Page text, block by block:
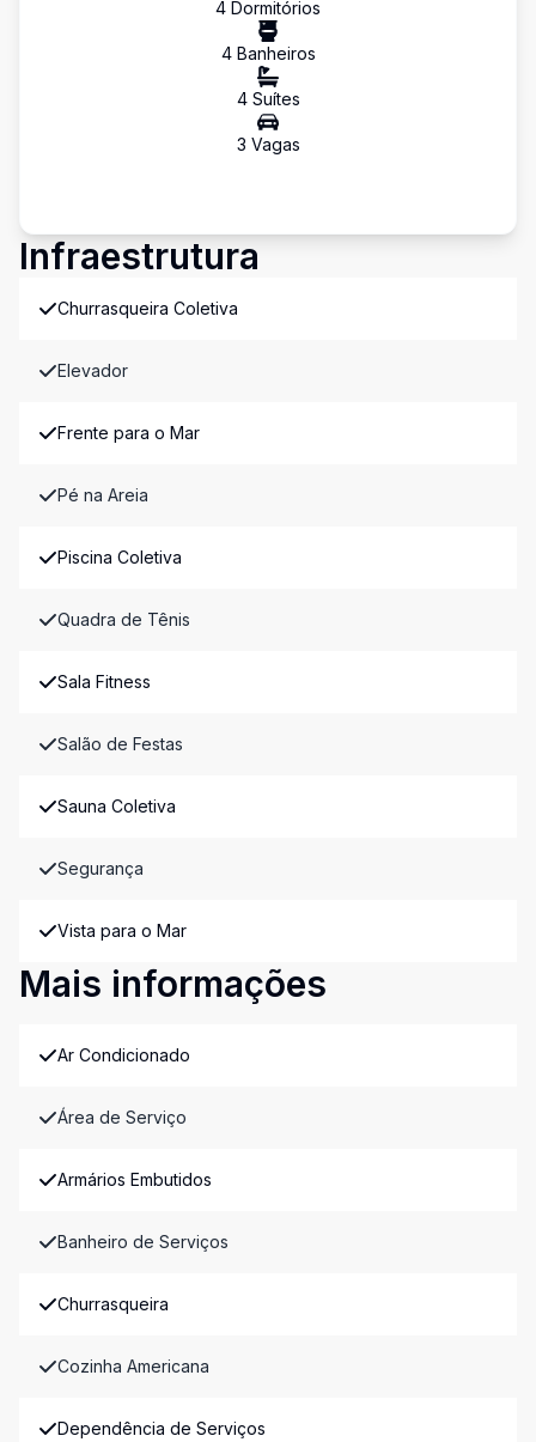
4 Dormitórios
4Banheiros
4Suítes
3 Vagas
Infraestrutura
Churrasqueira Coletiva
Elevador
Frente para o Mar
Pé na Areia
Piscina Coletiva
Quadra de Tênis
Sala Fitness
Salão de Festas
Sauna Coletiva
Segurança
Vista para o Mar
Mais informações
Ar Condicionado
Área de Serviço
Armários Embutidos
Banheiro de Serviços
Churrasqueira
Cozinha Americana
Dependência de Serviços